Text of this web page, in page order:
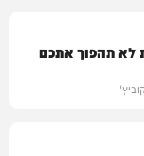
לא תהפוך אתכם